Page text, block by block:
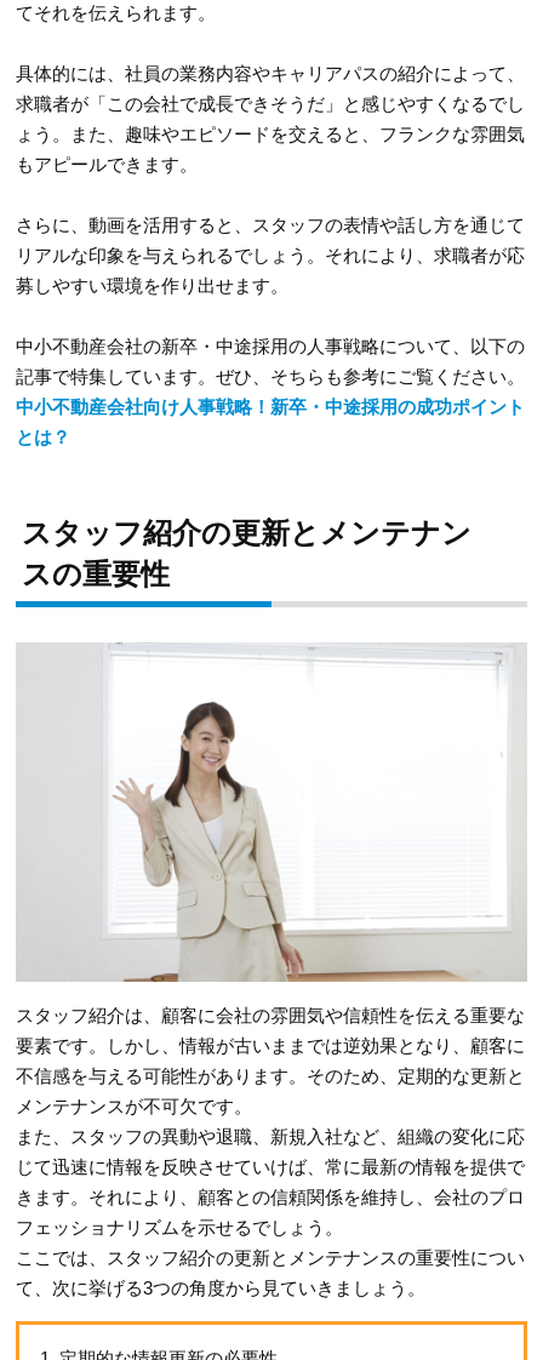
てそれを伝えられます。
具体的には、社員の業務内容やキャリアパスの紹介によって、
求職者が「この会社で成長できそうだ」と感じやすくなるでし
ょう。また、趣味やエピソードを交えると、フランクな雰囲気
もアピールできます。
さらに、動画を活用すると、スタッフの表情や話し方を通じて
リアルな印象を与えられるでしょう。それにより、求職者が応
募しやすい環境を作り出せます。
中小不動産会社の新卒・中途採用の人事戦略について、以下の
記事で特集しています。ぜひ、そちらも参考にご覧ください。
中小不動産会社向け人事戦略！新卒・中途採用の成功ポイント
とは？
スタッフ紹介の更新とメンテナン
スの重要性
スタッフ紹介は、顧客に会社の雰囲気や信頼性を伝える重要な
要素です。しかし、情報が古いままでは逆効果となり、顧客に
不信感を与える可能性があります。そのため、定期的な更新と
メンテナンスが不可欠です。
また、スタッフの異動や退職、新規入社など、組織の変化に応
じて迅速に情報を反映させていけば、常に最新の情報を提供で
きます。それにより、顧客との信頼関係を維持し、会社のプロ
フェッショナリズムを示せるでしょう。
ここでは、スタッフ紹介の更新とメンテナンスの重要性につい
て、次に挙げる3つの角度から見ていきましょう。